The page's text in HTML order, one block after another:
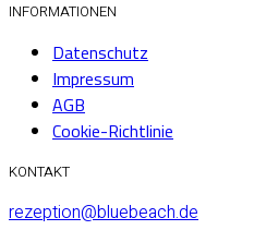
INFORMATIONEN
Datenschutz
Impressum
AGB
Cookie-Richtlinie
KONTAKT
rezeption@bluebeach.de